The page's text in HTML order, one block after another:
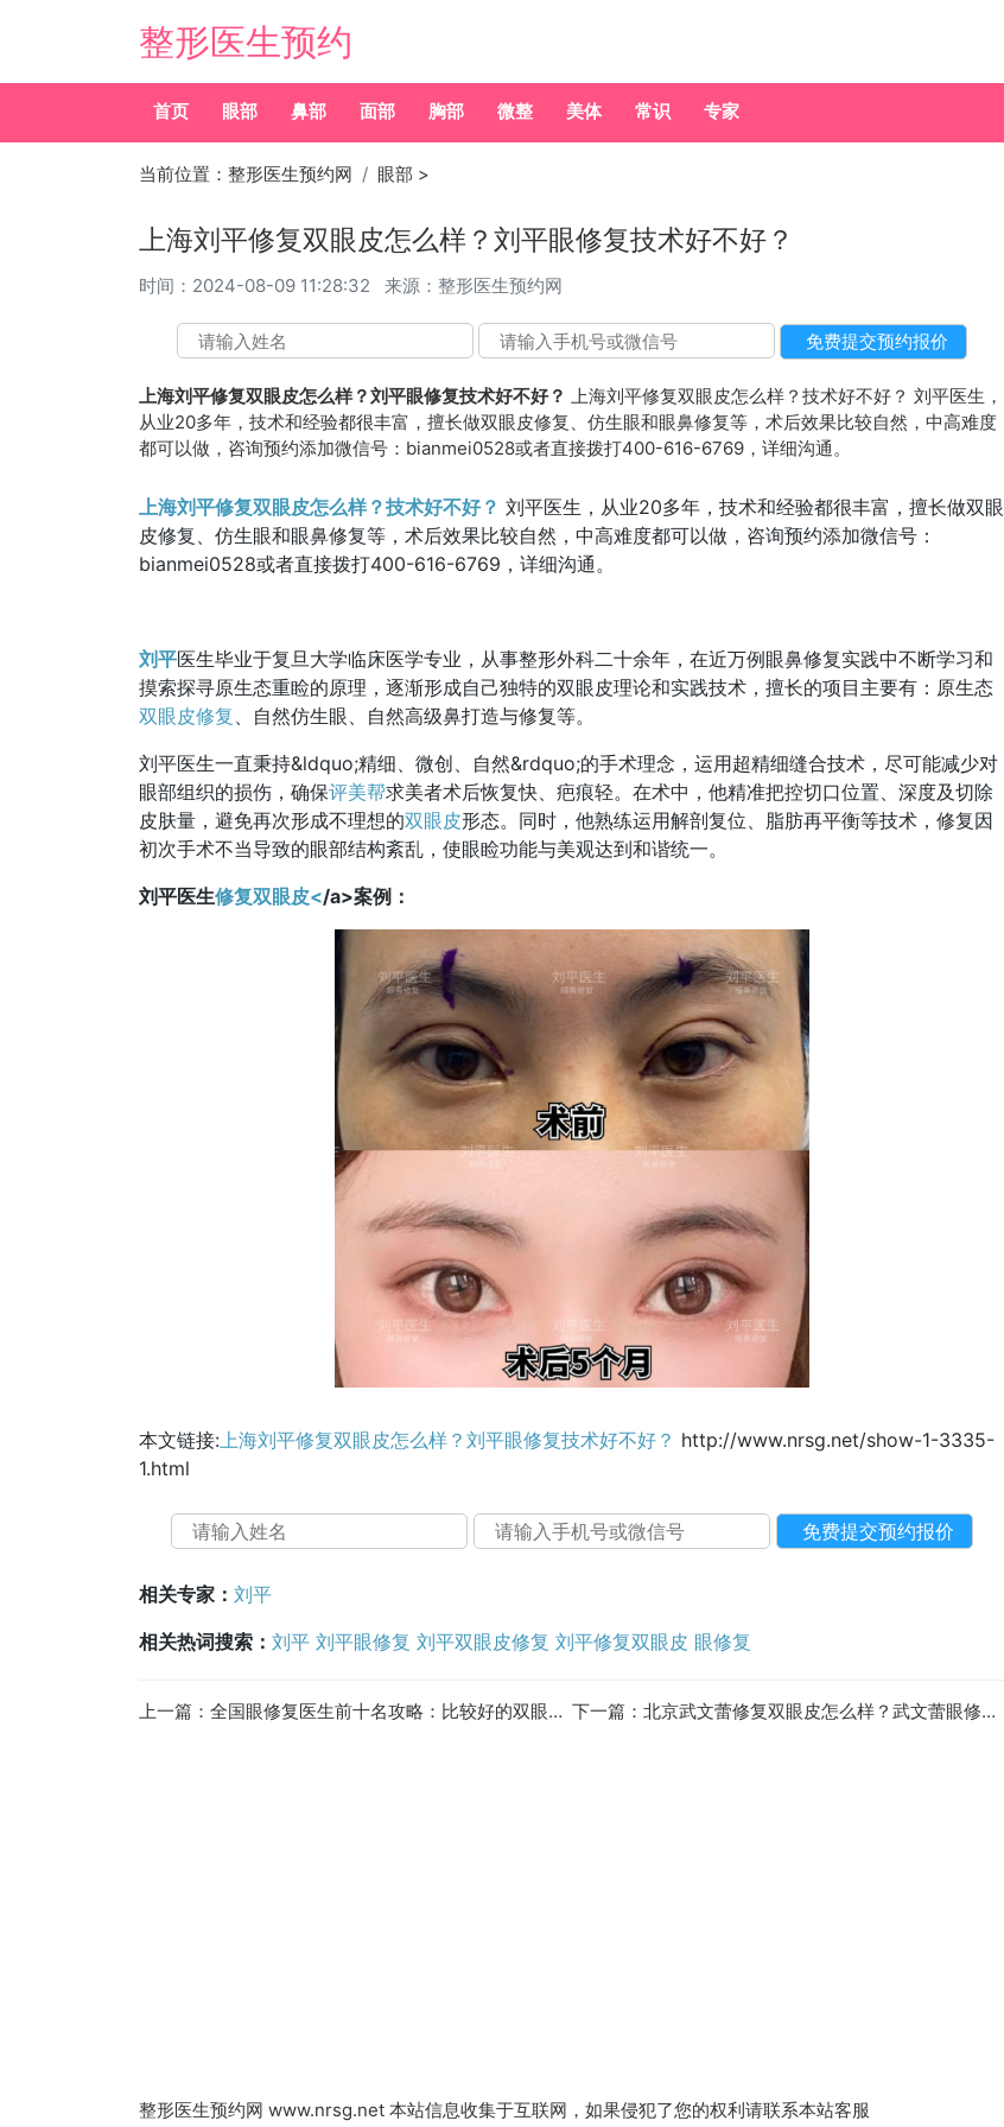
整形医生预约
首页 眼部 鼻部 面部 胸部 微整 美体 常识 专家
当前位置： 整形医生预约网 眼部 >
上海刘平修复双眼皮怎么样？刘平眼修复技术好不好？
时间： 2024-08-09 11:28:32 来源：整形医生预约网
上海刘平修复双眼皮怎么样？刘平眼修复技术好不好？
上海刘平修复双眼皮怎么样？技术好不好？ 刘平医生，
从业20多年，技术和经验都很丰富，擅长做双眼皮修复、仿生眼和眼鼻修复等，术后效果比较自然，中高难度
都可以做，咨询预约添加微信号：bianmei0528或者直接拨打400-616-6769，详细沟通。
上海刘平修复双眼皮怎么样？技术好不好？ 刘平医生，从业20多年，技术和经验都很丰富，擅长做双眼
皮修复、仿生眼和眼鼻修复等，术后效果比较自然，中高难度都可以做，咨询预约添加微信号：
bianmei0528或者直接拨打400-616-6769，详细沟通。
刘平医生毕业于复旦大学临床医学专业，从事整形外科二十余年，在近万例眼鼻修复实践中不断学习和
摸索探寻原生态重睑的原理，逐渐形成自己独特的双眼皮理论和实践技术，擅长的项目主要有：原生态
双眼皮修复 、自然仿生眼、自然高级鼻打造与修复等。
刘平医生一直秉持&ldquo;精细、微创、自然&rdquo;的手术理念，运用超精细缝合技术，尽可能减少对
眼部组织的损伤，确保评美帮求美者术后恢复快、疤痕轻。在术中，他精准把控切口位置、深度及切除
皮肤量，避免再次形成不理想的双眼皮形态。同时，他熟练运用解剖复位、脂肪再平衡等技术，修复因
初次手术不当导致的眼部结构紊乱，使眼睑功能与美观达到和谐统一。
刘平医生修复双眼皮</a>案例：
本文链接: 上海刘平修复双眼皮怎么样？刘平眼修复技术好不好？ http://www.nrsg.net/show-1-3335-
1.html
相关专家： 刘平
相关热词搜索： 刘平 刘平眼修复 刘平双眼皮修复 刘平修复双眼皮 眼修复
上一篇： 全国眼修复医生前十名攻略：比较好的双眼皮修复医生技术评价和大概收费，仅供参考 下一篇： 北京武文蕾修复双眼皮怎么样？武文蕾眼修复技术好吗？
整形医生预约网 www.nrsg.net 本站信息收集于互联网，如果侵犯了您的权利请联系本站客服